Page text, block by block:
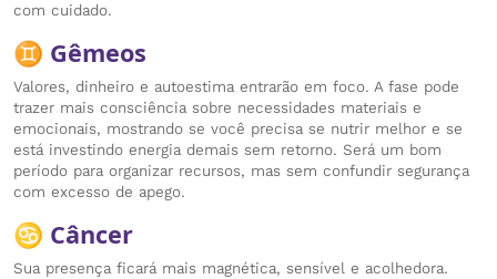
com cuidado.
♊ Gêmeos
Valores, dinheiro e autoestima entrarão em foco. A fase pode
trazer mais consciência sobre necessidades materiais e
emocionais, mostrando se você precisa se nutrir melhor e se
está investindo energia demais sem retorno. Será um bom
período para organizar recursos, mas sem confundir segurança
com excesso de apego.
♋ Câncer
Sua presença ficará mais magnética, sensível e acolhedora.